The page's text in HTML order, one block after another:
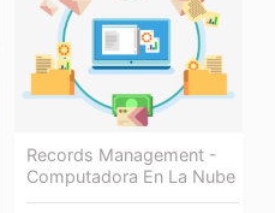
Records Management -
Computadora En La Nube